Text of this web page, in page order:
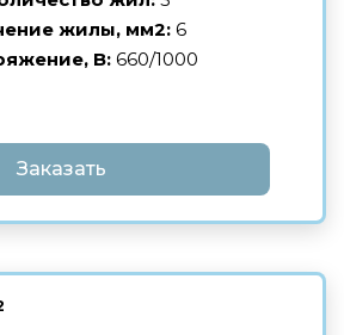
жилы, мм2: 6
В: 660/1000
Заказать